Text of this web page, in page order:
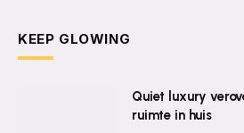
KEEP GLOWING
Quiet luxury
ruimte in huis